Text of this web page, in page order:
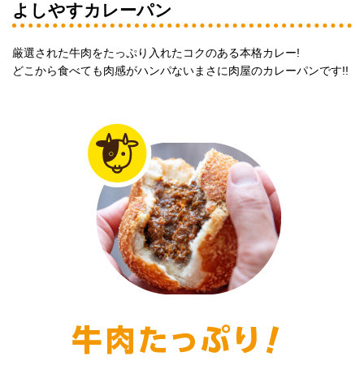
よしやすカレーパン
厳選された牛肉をたっぷり入れたコクのある本格カレー!
どこから食べても肉感がハンパないまさに肉屋のカレーパンです!!